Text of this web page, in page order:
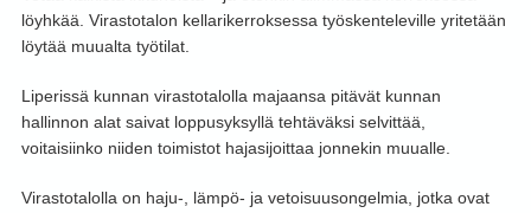
löyhkää. Virastotalon kellarikerroksessa työskenteleville yritetään
löytää muualta työtilat.
Liperissä kunnan virastotalolla majaansa pitävät kunnan
hallinnon alat saivat loppusyksyllä tehtäväksi selvittää,
voitaisiinko niiden toimistot hajasijoittaa jonnekin muualle.
Virastotalolla on haju-, lämpö- ja vetoisuusongelmia, jotka ovat